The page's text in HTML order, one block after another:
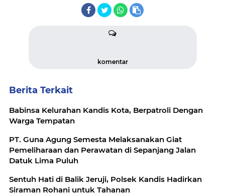
komentar
Berita Terkait
Babinsa Kelurahan Kandis Kota, Berpatroli Dengan
Warga Tempatan
PT. Guna Agung Semesta Melaksanakan Giat
Pemeliharaan dan Perawatan di Sepanjang Jalan
Datuk Lima Puluh
Sentuh Hati di Balik Jeruji, Polsek Kandis Hadirkan
Siraman Rohani untuk Tahanan